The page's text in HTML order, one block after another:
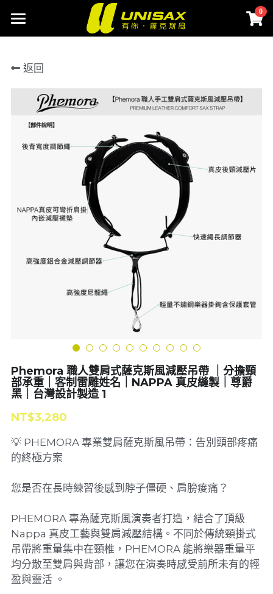
0
首頁
聯絡我們
網路商城
所有商品分類
樂器清潔保養
改善音色
樂器背帶
束圈
SAX配件選物
搜索
Buy Now
返回
Phemora 職人雙肩式薩克斯風減壓吊帶 ｜分擔頸
部承重｜客制雷雕姓名｜NAPPA 真皮縫製｜尊爵
黑｜台灣設計製造 1
NT$3,280
💡 PHEMORA 專業雙肩薩克斯風吊帶：告別頸部疼痛
的終極方案
您是否在長時練習後感到脖子僵硬、肩膀痠痛？
PHEMORA 專為薩克斯風演奏者打造，結合了頂級
Nappa 真皮工藝與雙肩減壓結構。不同於傳統頸掛式
吊帶將重量集中在頸椎，PHEMORA 能將樂器重量平
均分散至雙肩與背部，讓您在演奏時感受前所未有的輕
盈與靈活 。
×
商品分類